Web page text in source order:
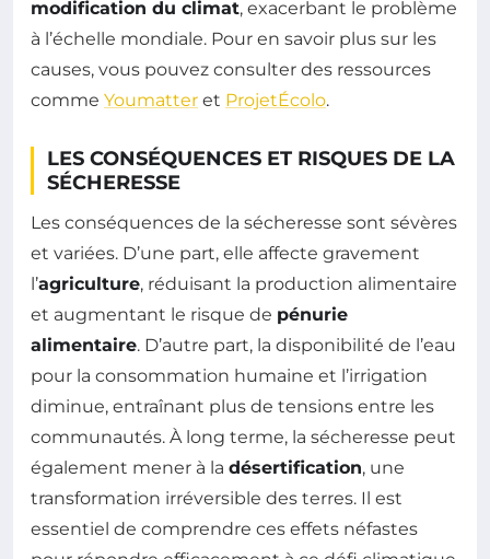
modification du climat, exacerbant le problème
à l’échelle mondiale. Pour en savoir plus sur les
causes, vous pouvez consulter des ressources
comme Youmatter et ProjetÉcolo.
LES CONSÉQUENCES ET RISQUES DE LA
SÉCHERESSE
Les conséquences de la sécheresse sont sévères
et variées. D’une part, elle affecte gravement
l’agriculture, réduisant la production alimentaire
et augmentant le risque de pénurie
alimentaire. D’autre part, la disponibilité de l’eau
pour la consommation humaine et l’irrigation
diminue, entraînant plus de tensions entre les
communautés. À long terme, la sécheresse peut
également mener à la désertification, une
transformation irréversible des terres. Il est
essentiel de comprendre ces effets néfastes